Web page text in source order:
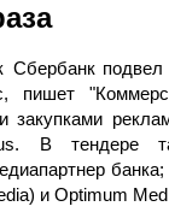
Сбербанк подвел
пишет
закупками
В тендере
и Optimum